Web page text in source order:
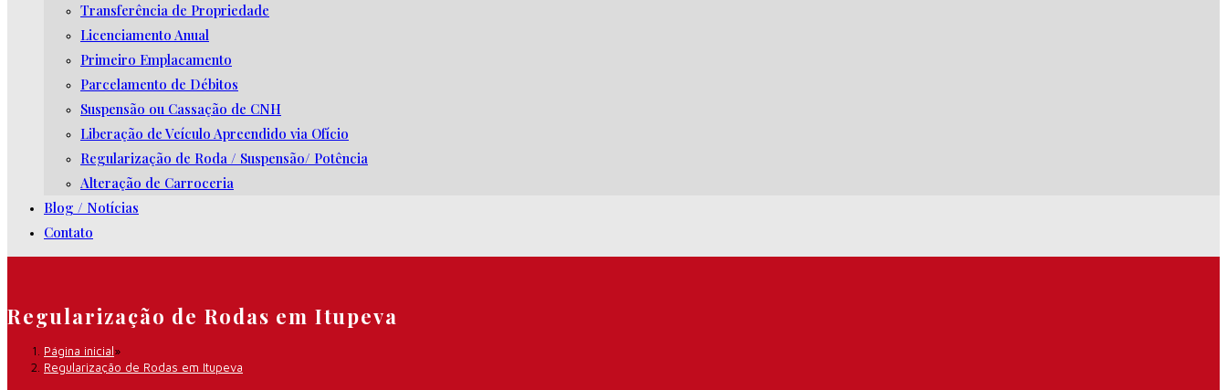
Transferência de Propriedade
Licenciamento Anual
Primeiro Emplacamento
Parcelamento de Débitos
Suspensão ou Cassação de CNH
Liberação de Veículo Apreendido via Ofício
Regularização de Roda / Suspensão/ Potência
Alteração de Carroceria
Blog / Notícias
Contato
Regularização de Rodas em Itupeva
Página inicial»
Regularização de Rodas em Itupeva